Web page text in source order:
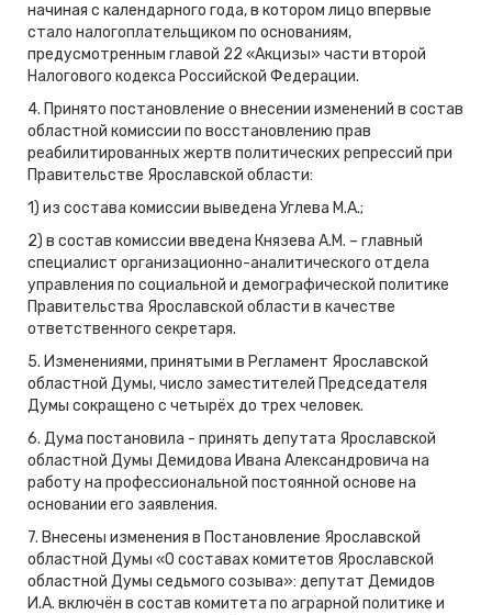
начиная с календарного года, в котором лицо впервые
стало налогоплательщиком по основаниям,
предусмотренным главой 22 «Акцизы» части второй
Налогового кодекса Российской Федерации.
4. Принято постановление о внесении изменений в состав
областной комиссии по восстановлению прав
реабилитированных жертв политических репрессий при
Правительстве Ярославской области:
1) из состава комиссии выведена Углева М.А.;
2) в состав комиссии введена Князева А.М. – главный
специалист организационно-аналитического отдела
управления по социальной и демографической политике
Правительства Ярославской области в качестве
ответственного секретаря.
5. Изменениями, принятыми в Регламент Ярославской
областной Думы, число заместителей Председателя
Думы сокращено с четырёх до трех человек.
6. Дума постановила - принять депутата Ярославской
областной Думы Демидова Ивана Александровича на
работу на профессиональной постоянной основе на
основании его заявления.
7. Внесены изменения в Постановление Ярославской
областной Думы «О составах комитетов Ярославской
областной Думы седьмого созыва»: депутат Демидов
И.А. включён в состав комитета по аграрной политике и